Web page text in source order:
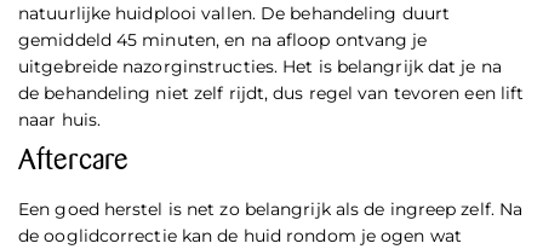
natuurlijke huidplooi vallen. De behandeling duurt
gemiddeld 45 minuten, en na afloop ontvang je
uitgebreide nazorginstructies. Het is belangrijk dat je na
de behandeling niet zelf rijdt, dus regel van tevoren een lift
naar huis.
Aftercare
Een goed herstel is net zo belangrijk als de ingreep zelf. Na
de ooglidcorrectie kan de huid rondom je ogen wat